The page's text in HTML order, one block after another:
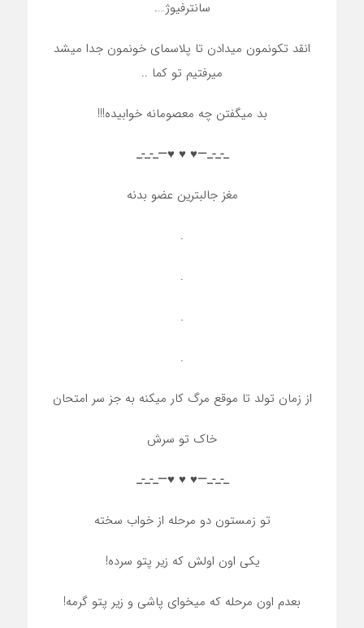
سانترفیوژ….
انقد تکونمون میدادن تا پلاسمای خونمون جدا میشد
میرفتیم تو کما ..
بد میگفتن چه معصومانه خوابیده!!!
_-_-_—♥️ ♥️ ♥️—_-_-_
مغز جالبترین عضو بدنه
.
.
.
.
از زمان تولد تا موقع مرگ کار میکنه به جز سر امتحان
خاک تو سرش
_-_-_—♥️ ♥️ ♥️—_-_-_
تو زمستون دو مرحله از خواب سخته
یکی اون اولش که زیر پتو سرده!
بعدم اون مرحله که میخوای پاشی و زیر پتو گرمه!